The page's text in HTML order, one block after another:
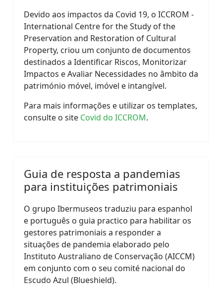
Devido aos impactos da Covid 19, o ICCROM -
International Centre for the Study of the
Preservation and Restoration of Cultural
Property, criou um conjunto de documentos
destinados a Identificar Riscos, Monitorizar
Impactos e Avaliar Necessidades no âmbito da
património móvel, imóvel e intangível.
Para mais informações e utilizar os templates,
consulte o site Covid do ICCROM.
Guia de resposta a pandemias
para instituições patrimoniais
O grupo Ibermuseos traduziu para espanhol
e português o guia practico para habilitar os
gestores patrimoniais a responder a
situações de pandemia elaborado pelo
Instituto Australiano de Conservação (AICCM)
em conjunto com o seu comité nacional do
Escudo Azul (Blueshield).